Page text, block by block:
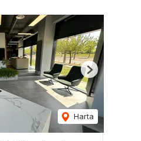
Harta
Next